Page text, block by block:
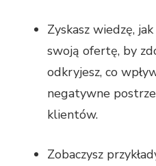
Zyskasz wiedzę,
swoją ofertę, by
odkryjesz, co
negatywne
klientów.
Zobaczysz